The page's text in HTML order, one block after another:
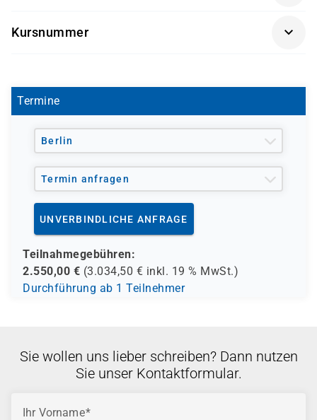
Kursnummer
Termine
Berlin
Termin anfragen
UNVERBINDLICHE ANFRAGE
Teilnahmegebühren:
2.550,00 € (3.034,50 € inkl. 19 % MwSt.)
Durchführung ab 1 Teilnehmer
Sie wollen uns lieber schreiben? Dann nutzen
Sie unser Kontaktformular.
Ihr Vorname